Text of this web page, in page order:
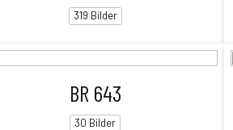
319 Bilder
BR 643
30 Bilder